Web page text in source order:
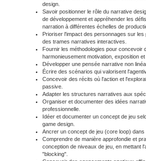
design.
Savoir positionner le rôle du narrative
de développement et appréhender les
narration à différentes échelles de
Prioriser l'impact des personnages sur
des trames narratives interactives.
Fournir les méthodologies pour concevoir
harmonieusement motivation, exposition et
Développer une pensée narrative non
Écrire des scénarios qui valorisent
Concevoir des récits où l'action et
passive.
Adapter les structures narratives aux
Organiser et documenter des idées
professionnelle.
Idéer et documenter un concept de jeu
game design.
Ancrer un concept de jeu (core loop) dans
Comprendre de manière approfondie et
conception de niveaux de jeu, en mettant
"blocking".